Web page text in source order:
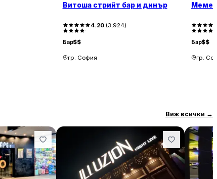
Витоша стрийт бар и динър
4.20(3,924)
Бар$$
гр. София
Бар$$
гр.
Виж всички →